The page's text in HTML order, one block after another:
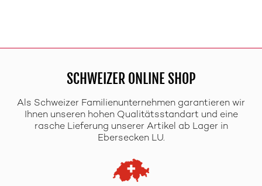
SCHWEIZER ONLINE SHOP
Als Schweizer Familienunternehmen garantieren wir
Ihnen unseren hohen Qualitätsstandart und eine
rasche Lieferung unserer Artikel ab Lager in
Ebersecken LU.